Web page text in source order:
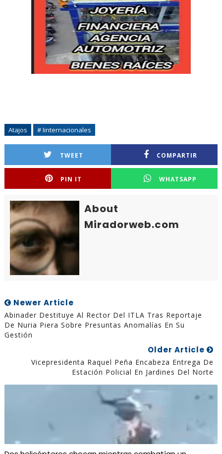
Atajos # Iinternacionales
TWEET COMPARTIR
PIN IT WHATSAPP
About
Miradorweb.com
Newer Article
Abinader Destituye Al Rector Del ITLA Tras Reportaje
De Nuria Piera Sobre Presuntas Anomalías En Su
Gestión
Older Article
Vicepresidenta Raquel Peña Encabeza Entrega De
Estación Policial En Jardines Del Norte